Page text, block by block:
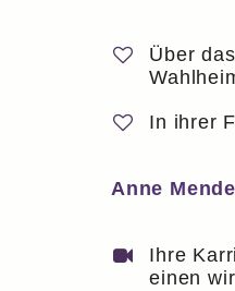
Über
In ihrer
Anne
Ihre
einen